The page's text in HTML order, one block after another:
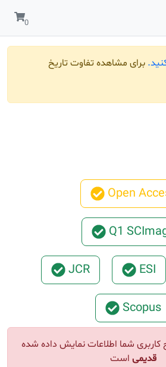
برای مشاهده تفاوت تاریخ
Open
Q1
ESI
JCR
Scopus
کاربری شما اطلاعات نمایش داده شده
قدیمی است